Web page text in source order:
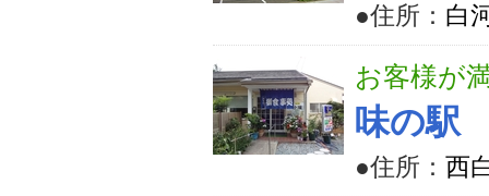
●住所： 白
お客様が
味の駅
●住所： 西